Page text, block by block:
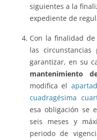
siguientes a la
expediente de
Con la finalidad
las
garantizar, en su
mantenimiento
modifica el
cuadragésima
esa obligación se
seis meses y
periodo de